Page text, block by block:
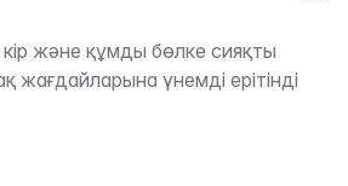
кір және құмды бөлке сияқты
үнемді ерітінді